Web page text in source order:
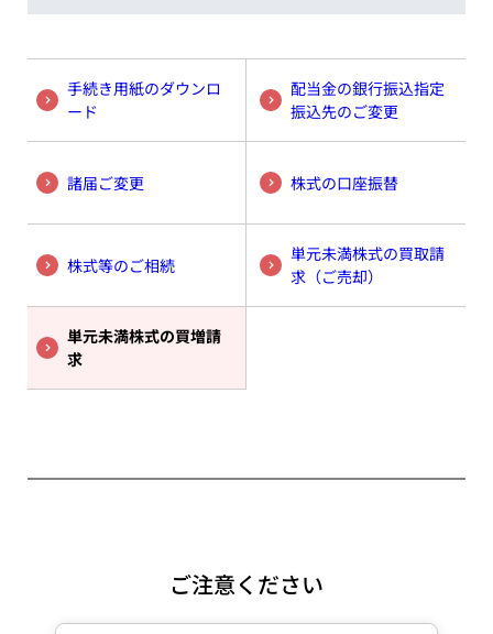
手続き用紙のダウンロ
ード
配当金の銀行振込指定
振込先のご変更
諸届ご変更 株式の口座振替
株式等のご相続
単元未満株式の買取請
求 （ご売却）
単元未満株式の買増請
求
ご注意ください